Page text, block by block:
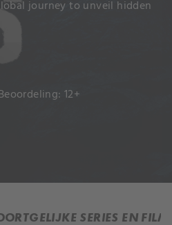
journey to unveil hidden
12+
SERIES EN